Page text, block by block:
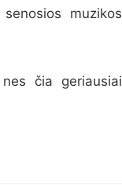
muzikos
čia geriausiai